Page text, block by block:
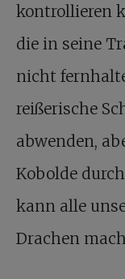
kontrollieren
die in seine
nicht
reißerische
abwenden,
Kobolde
kann alle
Drachen